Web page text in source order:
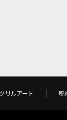
リルアート 呪